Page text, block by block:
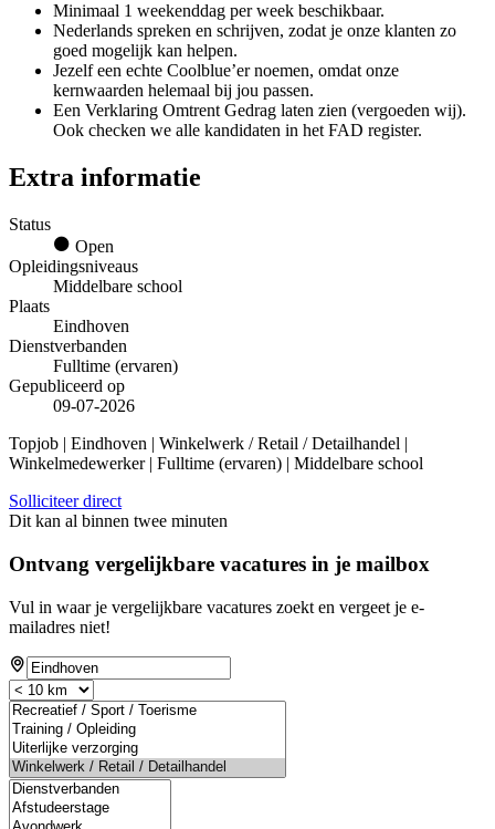
Minimaal 1 weekenddag per week beschikbaar.
Nederlands spreken en schrijven, zodat je onze klanten zo
goed mogelijk kan helpen.
Jezelf een echte Coolblue’er noemen, omdat onze
kernwaarden helemaal bij jou passen.
Een Verklaring Omtrent Gedrag laten zien (vergoeden wij).
Ook checken we alle kandidaten in het FAD register.
Extra informatie
Status
Open
Opleidingsniveaus
Middelbare school
Plaats
Eindhoven
Dienstverbanden
Fulltime (ervaren)
Gepubliceerd op
09-07-2026
Topjob | Eindhoven | Winkelwerk / Retail / Detailhandel |
Winkelmedewerker | Fulltime (ervaren) | Middelbare school
Solliciteer direct
Dit kan al binnen twee minuten
Ontvang vergelijkbare vacatures in je mailbox
Vul in waar je vergelijkbare vacatures zoekt en vergeet je e-
mailadres niet!